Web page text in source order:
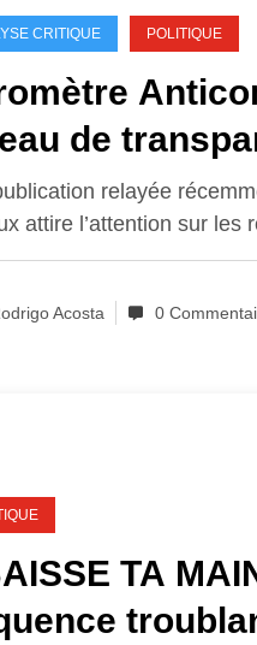
CRITIQUE POLITIQUE
de
à Triel-
relayée
attire l’attention sur les
Acosta 0
TA